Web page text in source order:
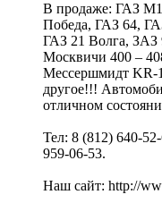
В продаже: ГАЗ
Победа, ГАЗ 64,
ГАЗ 21 Волга, ЗАЗ
Москвичи 400 –
Мессершмидт KR-
другое!!!
отличном
Тел: 8 (812) 640-
959-06-53.
Наш сайт: http://